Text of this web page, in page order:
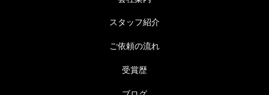
スタッフ紹介
ご依頼の流れ
受賞歴